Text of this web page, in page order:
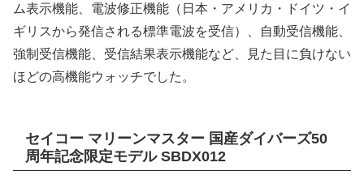
ム表示機能、電波修正機能（日本・アメリカ・ドイツ・イ
ギリスから発信される標準電波を受信）、自動受信機能、
強制受信機能、受信結果表示機能など、見た目に負けない
ほどの高機能ウォッチでした。
セイコー マリーンマスター 国産ダイバーズ50
周年記念限定モデル SBDX012